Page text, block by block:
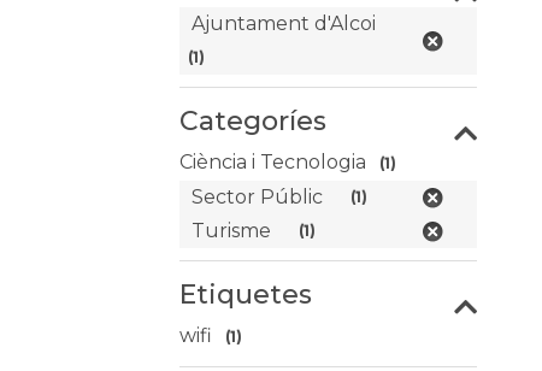
Ajuntament d'Alcoi
(1)
Categoríes
Ciència i Tecnologia (1)
Sector Públic (1)
Turisme (1)
Etiquetes
wifi (1)